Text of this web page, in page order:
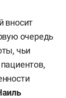
вносит
очередь
чьи